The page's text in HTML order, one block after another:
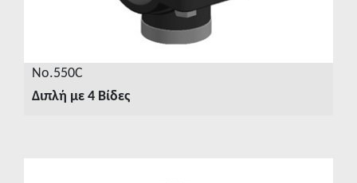
No.550C
Διπλή με 4 Βίδες